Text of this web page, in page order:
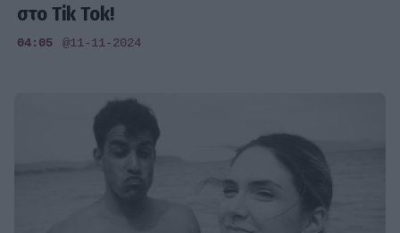
στο Tik Tok!
04:05 @11-11-2024